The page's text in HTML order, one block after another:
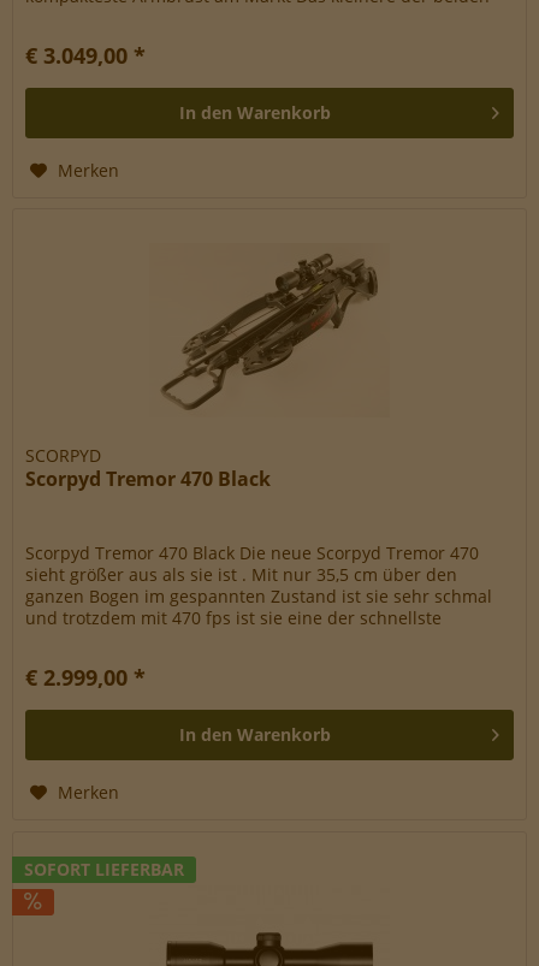
€ 3.049,00 *
In den Warenkorb
Merken
SCORPYD
Scorpyd Tremor 470 Black
Scorpyd Tremor 470 Black Die neue Scorpyd Tremor 470
sieht größer aus als sie ist . Mit nur 35,5 cm über den
ganzen Bogen im gespannten Zustand ist sie sehr schmal
und trotzdem mit 470 fps ist sie eine der schnellste
€ 2.999,00 *
In den Warenkorb
Merken
SOFORT LIEFERBAR